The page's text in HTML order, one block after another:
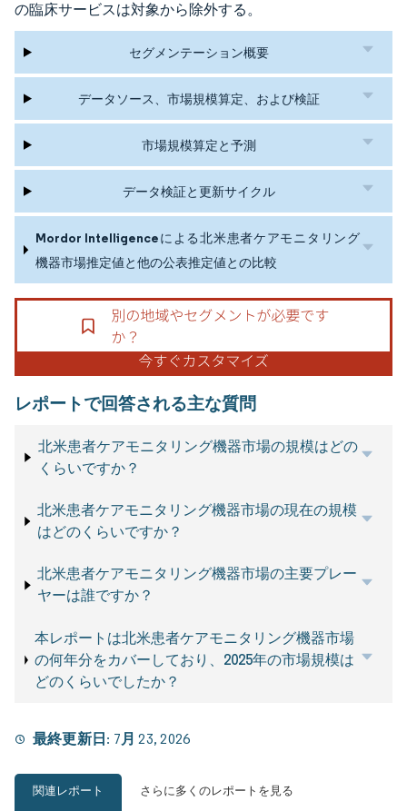
の臨床サービスは対象から除外する。
セグメンテーション概要
データソース、市場規模算定、および検証
市場規模算定と予測
データ検証と更新サイクル
Mordor Intelligenceによる北米患者ケアモニタリング
機器市場推定値と他の公表推定値との比較
レポートで回答される主な質問
北米患者ケアモニタリング機器市場の規模はどの
くらいですか？
北米患者ケアモニタリング機器市場の現在の規模
はどのくらいですか？
北米患者ケアモニタリング機器市場の主要プレー
ヤーは誰ですか？
本レポートは北米患者ケアモニタリング機器市場
の何年分をカバーしており、2025年の市場規模は
どのくらいでしたか？
最終更新日: 7月 23, 2026
関連レポート さらに多くのレポートを見る